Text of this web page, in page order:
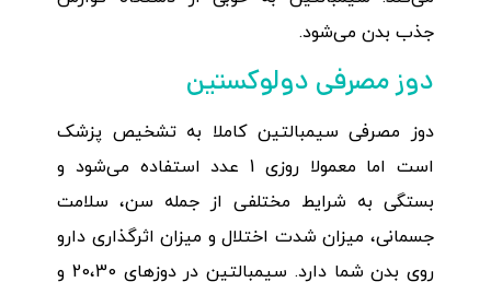
جذب بدن می‌شود.
دوز مصرفی دولوکستین
دوز مصرفی سیمبالتین کاملا به تشخیص پزشک
است اما معمولا روزی 1 عدد استفاده می‌شود و
بستگی به شرایط مختلفی از جمله سن، سلامت
جسمانی، میزان شدت اختلال و میزان اثرگذاری دارو
روی بدن شما دارد. سیمبالتین در دوزهای 20،30 و